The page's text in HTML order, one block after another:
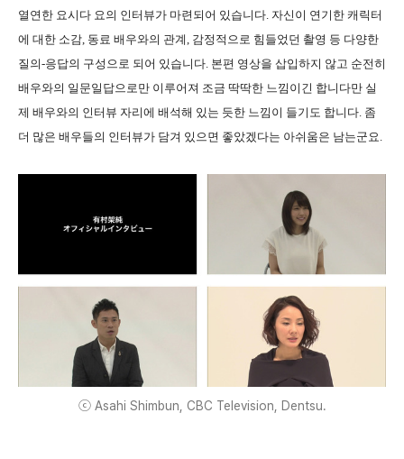
열연한 요시다 요의 인터뷰가 마련되어 있습니다. 자신이 연기한 캐릭터
에 대한 소감, 동료 배우와의 관계, 감정적으로 힘들었던 촬영 등 다양한
질의-응답의 구성으로 되어 있습니다. 본편 영상을 삽입하지 않고 순전히
배우와의 일문일답으로만 이루어져 조금 딱딱한 느낌이긴 합니다만 실
제 배우와의 인터뷰 자리에 배석해 있는 듯한 느낌이 들기도 합니다. 좀
더 많은 배우들의 인터뷰가 담겨 있으면 좋았겠다는 아쉬움은 남는군요.
ⓒ Asahi Shimbun, CBC Television, Dentsu.